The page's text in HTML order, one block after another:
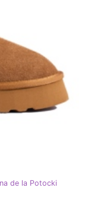
de la Potocki